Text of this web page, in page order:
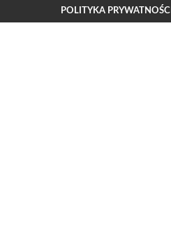
POLITYKA PRYWATNOŚCI